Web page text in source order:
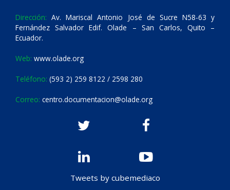
Dirección: Av. Mariscal Antonio José de Sucre N58-63 y
Fernández Salvador Edif. Olade – San Carlos, Quito –
Ecuador.
Web: www.olade.org
Teléfono: (593 2) 259 8122 / 2598 280
Correo: centro.documentacion@olade.org
Tweets by cubemediaco